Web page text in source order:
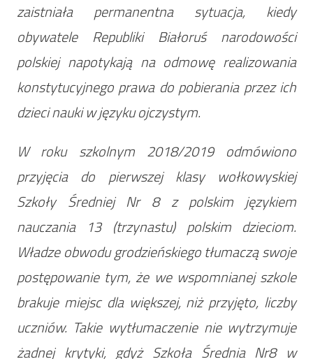
zaistniała permanentna sytuacja, kiedy
obywatele Republiki Białoruś narodowości
polskiej napotykają na odmowę realizowania
konstytucyjnego prawa do pobierania przez ich
dzieci nauki w języku ojczystym.
W roku szkolnym 2018/2019 odmówiono
przyjęcia do pierwszej klasy wołkowyskiej
Szkoły Średniej Nr 8 z polskim językiem
nauczania 13 (trzynastu) polskim dzieciom.
Władze obwodu grodzieńskiego tłumaczą swoje
postępowanie tym, że we wspomnianej szkole
brakuje miejsc dla większej, niż przyjęto, liczby
uczniów. Takie wytłumaczenie nie wytrzymuje
żadnej krytyki, gdyż Szkoła Średnia Nr8 w